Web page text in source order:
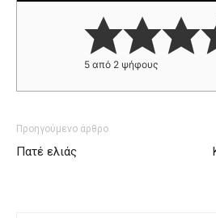
5 από 2 ψήφους
Προηγούμενο άρθρο
Πατέ ελιάς